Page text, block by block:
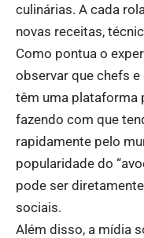
culinárias. A cada
novas receitas,
Como pontua o
observar que chefs
têm uma plataforma
fazendo com que
rapidamente pelo
popularidade do
pode ser
sociais.
Além disso, a mídia